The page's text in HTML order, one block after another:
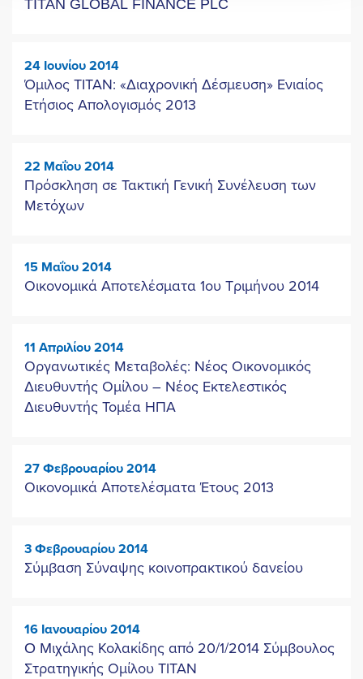
24 Ιουνίου 2014
Όμιλος ΤΙΤΑΝ: «Διαχρονική Δέσμευση» Ενιαίος
Ετήσιος Απολογισμός 2013
22 Μαΐου 2014
Πρόσκληση σε Τακτική Γενική Συνέλευση των
Μετόχων
15 Μαΐου 2014
Οικονομικά Αποτελέσματα 1ου Τριμήνου 2014
11 Απριλίου 2014
Οργανωτικές Μεταβολές: Νέος Οικονομικός
Διευθυντής Ομίλου – Νέος Εκτελεστικός
Διευθυντής Τομέα ΗΠΑ
27 Φεβρουαρίου 2014
Οικονομικά Αποτελέσματα Έτους 2013
3 Φεβρουαρίου 2014
Σύμβαση Σύναψης κοινοπρακτικού δανείου
16 Ιανουαρίου 2014
O Mιχάλης Κολακίδης από 20/1/2014 Σύμβουλος
Στρατηγικής Ομίλου ΤΙΤΑΝ